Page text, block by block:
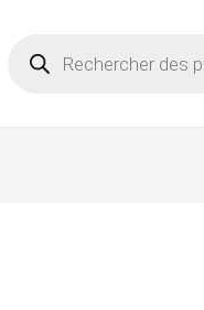
produits